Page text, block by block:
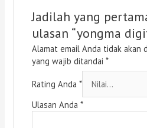
Jadilah yang
ulasan “yongma
Alamat email Anda tidak akan
yang wajib ditandai *
Rating Anda *
Ulasan Anda *